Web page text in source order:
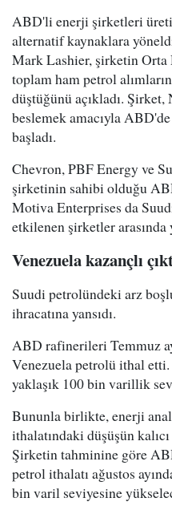
ABD'li enerji şirketleri
alternatif kaynaklara
Mark Lashier, şirketin Orta
toplam ham petrol
düştüğünü açıkladı.
beslemek amacıyla
başladı.
Chevron, PBF Energy ve
şirketinin sahibi olduğu
Motiva Enterprises da
etkilenen şirketler arasında
Venezuela kazançlı
Suudi petrolündeki arz
ihracatına yansıdı.
ABD rafinerileri Temmuz
Venezuela petrolü ithal
yaklaşık 100 bin varillik
Bununla birlikte, enerji
ithalatındaki düşüşün
Şirketin tahminine göre
petrol ithalatı ağustos
bin varil seviyesine